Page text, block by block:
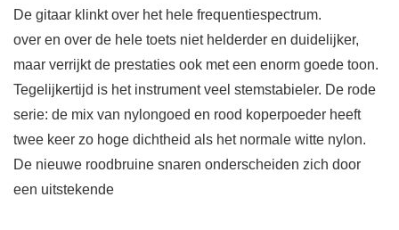
De gitaar klinkt over het hele frequentiespectrum.
over en over de hele toets niet helderder en duidelijker,
maar verrijkt de prestaties ook met een enorm goede toon.
Tegelijkertijd is het instrument veel stemstabieler. De rode
serie: de mix van nylongoed en rood koperpoeder heeft
twee keer zo hoge dichtheid als het normale witte nylon.
De nieuwe roodbruine snaren onderscheiden zich door
een uitstekende